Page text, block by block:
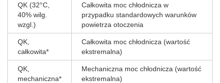
QK (32°C,
40% wilg.
wzgl.)
Całkowita moc chłodnicza w
przypadku standardowych warunków
powietrza otoczenia
QK,
całkowita*
Całkowita moc chłodnicza (wartość
ekstremalna)
QK,
mechaniczna*
Mechaniczna moc chłodnicza (wartość
ekstremalna)